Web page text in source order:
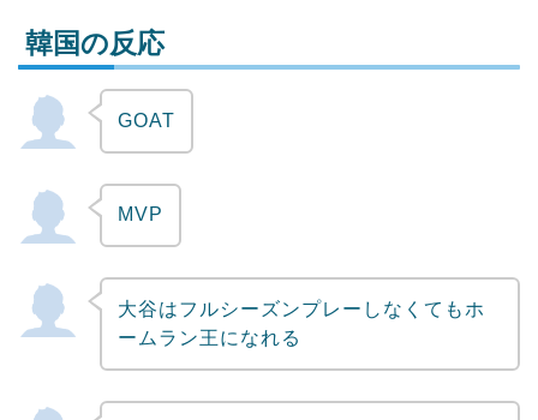
Powered by livedoor 相互RSS
韓国の反応
GOAT
MVP
大谷はフルシーズンプレーしなくてもホ
ームラン王になれる